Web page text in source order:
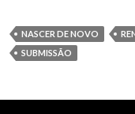
NASCER DE NOVO
SUBMISSÃO